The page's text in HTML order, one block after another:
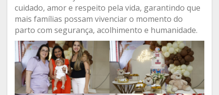
cuidado, amor e respeito pela vida, garantindo que
mais famílias possam vivenciar o momento do
parto com segurança, acolhimento e humanidade.